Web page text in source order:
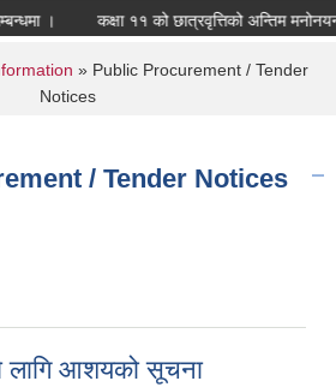
। कक्षा ११ को छात्रवृत्तिको अन्तिम मनोनयन
» Public Procurement / Tender
Notices
/ Tender Notices
लागि आशयको सूचना